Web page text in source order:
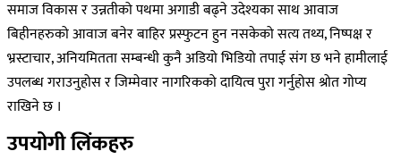
समाज विकास र उन्नतीको पथमा अगाडी बढ्ने उदेश्यका साथ आवाज
बिहीनहरुको आवाज बनेर बाहिर प्रस्फुटन हुन नसकेको सत्य तथ्य, निष्पक्ष र
भ्रस्टाचार, अनियमितता सम्बन्धी कुनै अडियो भिडियो तपाई संग छ भने हामीलाई
उपलब्ध गराउनुहोस र जिम्मेवार नागरिकको दायित्व पुरा गर्नुहोस श्रोत गोप्य
राखिने छ ।
उपयोगी लिंकहरु